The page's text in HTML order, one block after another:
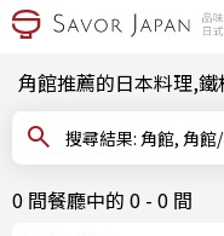
角館推薦的日本料理,
搜尋結果: 角
0 間餐廳中的 0 - 0 間